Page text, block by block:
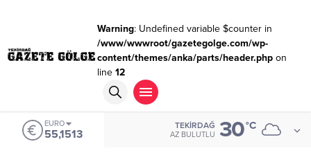
Warning: Undefined variable $counter in
/www/wwwroot/gazetegolge.com/wp-
content/themes/anka/parts/header.phpon
line 12
EURO
55,1513
TEKIRDAĞ
AZ BULUTLU 30°C